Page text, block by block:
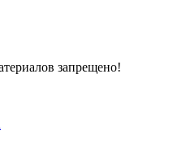
запрещено!